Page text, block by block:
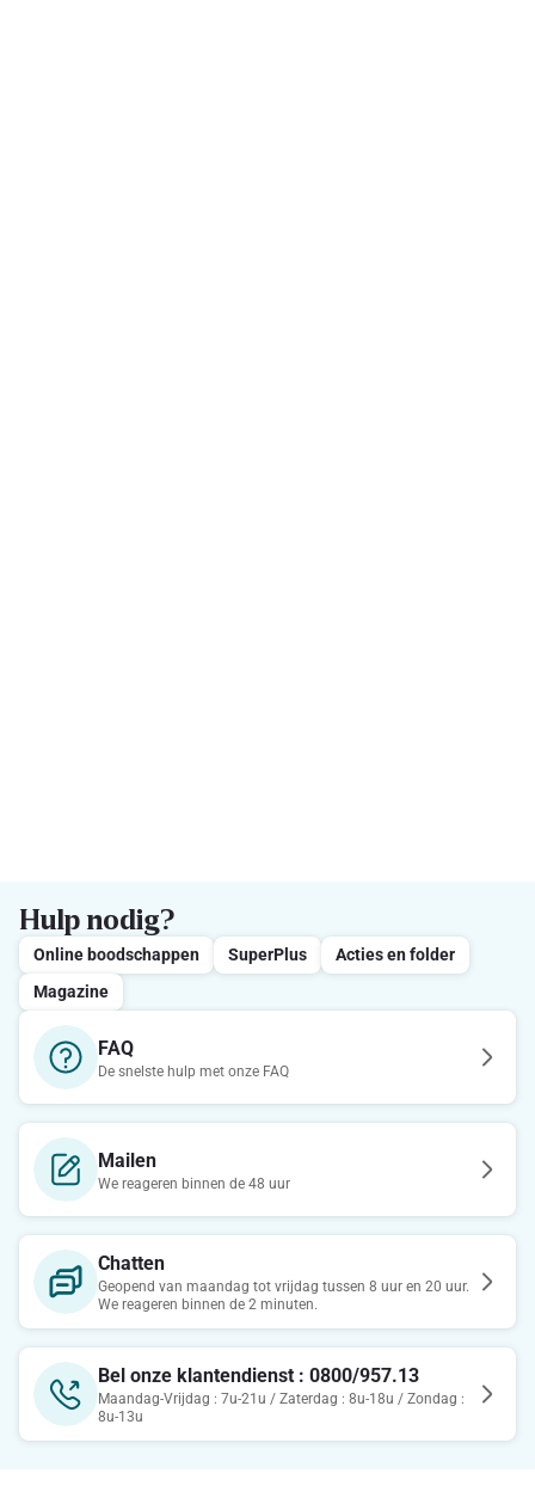
Hulp nodig?
Online boodschappen SuperPlus
Acties en folder
Magazine
FAQ
De snelste hulp met onze FAQ
Mailen
We reageren binnen de 48 uur
Chatten
Geopend van maandag tot vrijdag tussen 8 uur en 20 uur.
We reageren binnen de 2 minuten.
Bel onze klantendienst : 0800/957.13
Maandag-Vrijdag : 7u-21u / Zaterdag : 8u-18u / Zondag :
8u-13u